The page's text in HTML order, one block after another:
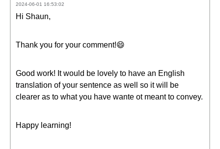
2024-06-01 16:53:02
Hi Shaun,
Thank you for your comment!😄
Good work! It would be lovely to have an English
translation of your sentence as well so it will be
clearer as to what you have wante ot meant to convey.
Happy learning!